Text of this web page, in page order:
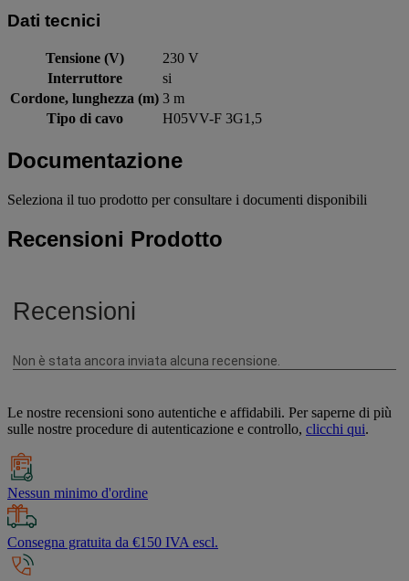
Dati tecnici
Tensione (V)
230 V
Interruttore
si
Cordone, lunghezza (m) 3 m
Tipo di cavo
H05VV-F 3G1,5
Documentazione
Seleziona il tuo prodotto per consultare i documenti disponibili
Recensioni Prodotto
Le nostre recensioni sono autentiche e affidabili. Per saperne di più
sulle nostre procedure di autenticazione e controllo, clicchi qui.
Nessun minimo d'ordine
Consegna gratuita da €150 IVA escl.